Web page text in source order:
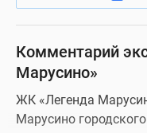
Комментарий
Марусино»
ЖК «Легенда
Марусино